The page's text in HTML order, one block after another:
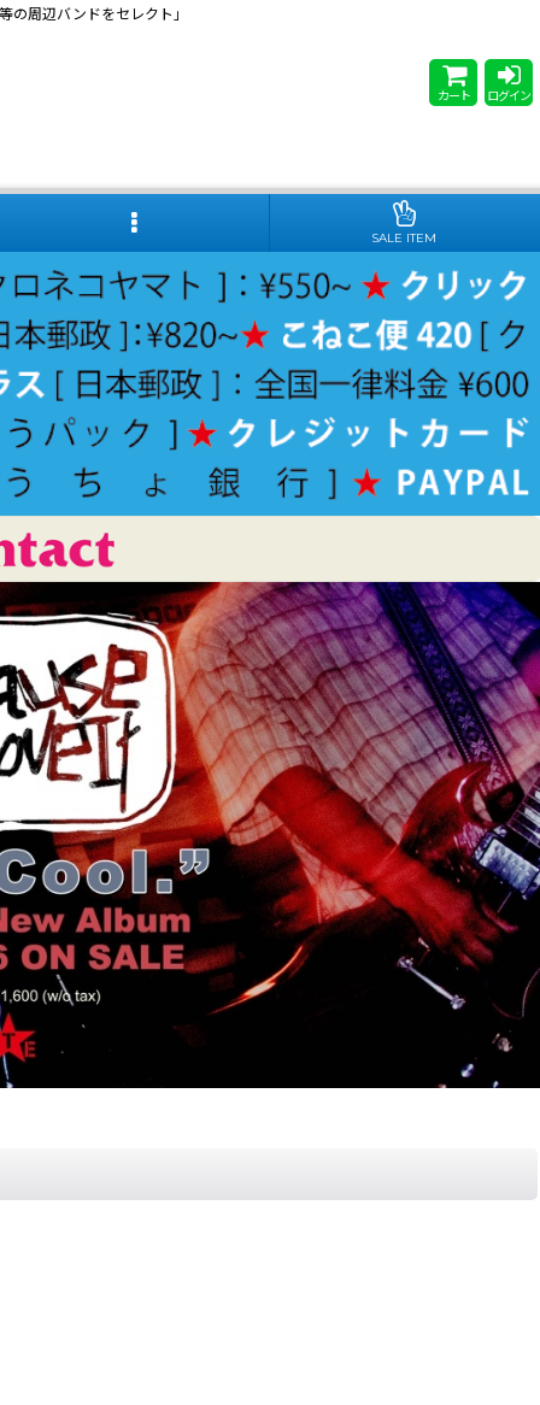
周辺バンドをセレクト」
カート ログイン
SALE ITEM